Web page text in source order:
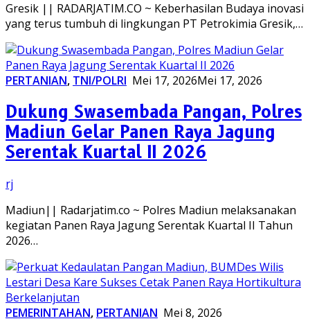
Gresik || RADARJATIM.CO ~ Keberhasilan Budaya inovasi
yang terus tumbuh di lingkungan PT Petrokimia Gresik,…
PERTANIAN, TNI/POLRI Mei 17, 2026Mei 17, 2026
Dukung Swasembada Pangan, Polres
Madiun Gelar Panen Raya Jagung
Serentak Kuartal II 2026
rj
Madiun|| Radarjatim.co ~ Polres Madiun melaksanakan
kegiatan Panen Raya Jagung Serentak Kuartal II Tahun
2026…
PEMERINTAHAN, PERTANIAN Mei 8, 2026